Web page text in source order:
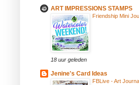
ART IMPRESSIONS STAMPS
Friendship Mini
18 uur geleden
Jenine's Card Ideas
FBLive - Art